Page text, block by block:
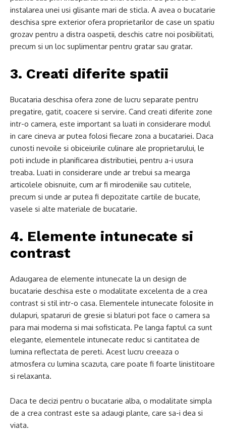
instalarea unei usi glisante mari de sticla. A avea o bucatarie
deschisa spre exterior ofera proprietarilor de case un spatiu
grozav pentru a distra oaspetii, deschis catre noi posibilitati,
precum si un loc suplimentar pentru gratar sau gratar.
3. Creati diferite spatii
Bucataria deschisa ofera zone de lucru separate pentru
pregatire, gatit, coacere si servire. Cand creati diferite zone
intr-o camera, este important sa luati in considerare modul
in care cineva ar putea folosi fiecare zona a bucatariei. Daca
cunosti nevoile si obiceiurile culinare ale proprietarului, le
poti include in planificarea distributiei, pentru a-i usura
treaba. Luati in considerare unde ar trebui sa mearga
articolele obisnuite, cum ar fi mirodeniile sau cutitele,
precum si unde ar putea fi depozitate cartile de bucate,
vasele si alte materiale de bucatarie.
4. Elemente intunecate si
contrast
Adaugarea de elemente intunecate la un design de
bucatarie deschisa este o modalitate excelenta de a crea
contrast si stil intr-o casa. Elementele intunecate folosite in
dulapuri, spataruri de gresie si blaturi pot face o camera sa
para mai moderna si mai sofisticata. Pe langa faptul ca sunt
elegante, elementele intunecate reduc si cantitatea de
lumina reflectata de pereti. Acest lucru creeaza o
atmosfera cu lumina scazuta, care poate fi foarte linistitoare
si relaxanta.
Daca te decizi pentru o bucatarie alba, o modalitate simpla
de a crea contrast este sa adaugi plante, care sa-i dea si
viata.